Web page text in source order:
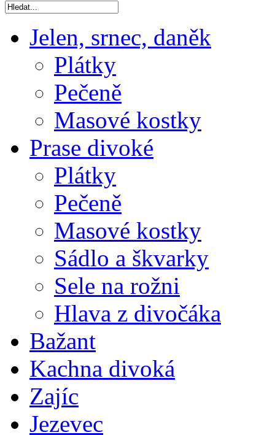
Jelen, srnec, daněk
Plátky
Pečeně
Masové kostky
Prase divoké
Plátky
Pečeně
Masové kostky
Sádlo a škvarky
Sele na rožni
Hlava z divočáka
Bažant
Kachna divoká
Zajíc
Jezevec